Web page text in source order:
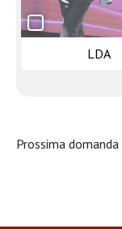
LDA
Prossima domanda